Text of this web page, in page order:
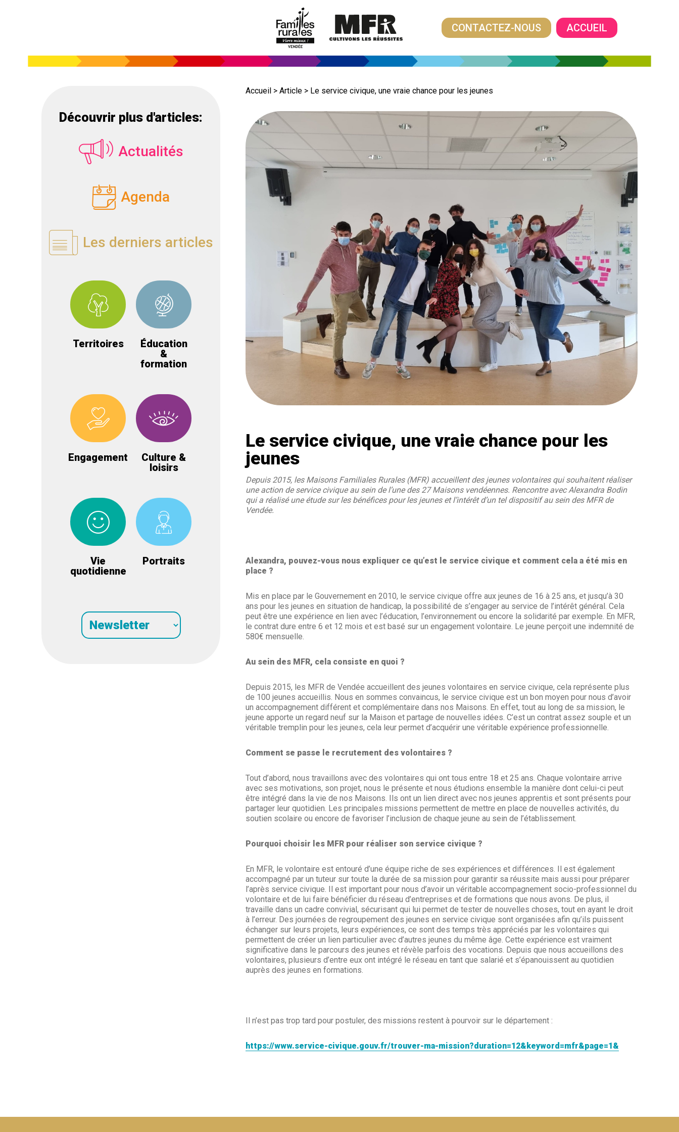
CONTACTEZ-NOUS ACCUEIL
Accueil > Article > Le service civique, une vraie chance pour les jeunes
Le service civique, une vraie chance pour les
jeunes
Depuis 2015, les Maisons Familiales Rurales (MFR) accueillent des jeunes volontaires qui souhaitent réaliser
une action de service civique au sein de l’une des 27 Maisons vendéennes. Rencontre avec Alexandra Bodin
qui a réalisé une étude sur les bénéfices pour les jeunes et l’intérêt d’un tel dispositif au sein des MFR de
Vendée.
Alexandra, pouvez-vous nous expliquer ce qu’est le service civique et comment cela a été mis en
place ?
Mis en place par le Gouvernement en 2010, le service civique offre aux jeunes de 16 à 25 ans, et jusqu’à 30
ans pour les jeunes en situation de handicap, la possibilité de s’engager au service de l’intérêt général. Cela
peut être une expérience en lien avec l’éducation, l’environnement ou encore la solidarité par exemple. En MFR,
le contrat dure entre 6 et 12 mois et est basé sur un engagement volontaire. Le jeune perçoit une indemnité de
580€ mensuelle.
Au sein des MFR, cela consiste en quoi ?
Depuis 2015, les MFR de Vendée accueillent des jeunes volontaires en service civique, cela représente plus
de 100 jeunes accueillis. Nous en sommes convaincus, le service civique est un bon moyen pour nous d’avoir
un accompagnement différent et complémentaire dans nos Maisons. En effet, tout au long de sa mission, le
jeune apporte un regard neuf sur la Maison et partage de nouvelles idées. C’est un contrat assez souple et un
véritable tremplin pour les jeunes, cela leur permet d’acquérir une véritable expérience professionnelle.
Comment se passe le recrutement des volontaires ?
Tout d’abord, nous travaillons avec des volontaires qui ont tous entre 18 et 25 ans. Chaque volontaire arrive
avec ses motivations, son projet, nous le présente et nous étudions ensemble la manière dont celui-ci peut
être intégré dans la vie de nos Maisons. Ils ont un lien direct avec nos jeunes apprentis et sont présents pour
partager leur quotidien. Les principales missions permettent de mettre en place de nouvelles activités, du
soutien scolaire ou encore de favoriser l’inclusion de chaque jeune au sein de l’établissement.
Pourquoi choisir les MFR pour réaliser son service civique ?
En MFR, le volontaire est entouré d’une équipe riche de ses expériences et différences. Il est également
accompagné par un tuteur sur toute la durée de sa mission pour garantir sa réussite mais aussi pour préparer
l’après service civique. Il est important pour nous d’avoir un véritable accompagnement socio-professionnel du
volontaire et de lui faire bénéficier du réseau d’entreprises et de formations que nous avons. De plus, il
travaille dans un cadre convivial, sécurisant qui lui permet de tester de nouvelles choses, tout en ayant le droit
à l’erreur. Des journées de regroupement des jeunes en service civique sont organisées afin qu’ils puissent
échanger sur leurs projets, leurs expériences, ce sont des temps très appréciés par les volontaires qui
permettent de créer un lien particulier avec d’autres jeunes du même âge. Cette expérience est vraiment
significative dans le parcours des jeunes et révèle parfois des vocations. Depuis que nous accueillons des
volontaires, plusieurs d’entre eux ont intégré le réseau en tant que salarié et s’épanouissent au quotidien
auprès des jeunes en formations.
Il n’est pas trop tard pour postuler, des missions restent à pourvoir sur le département :
https://www.service-civique.gouv.fr/trouver-ma-mission?duration=12&keyword=mfr&page=1&
Découvrir plus d'articles:
Actualités
Agenda
Les derniers articles
Territoires
Éducation
&
formation
Engagement
Culture &
loisirs
Vie
quotidienne
Portraits